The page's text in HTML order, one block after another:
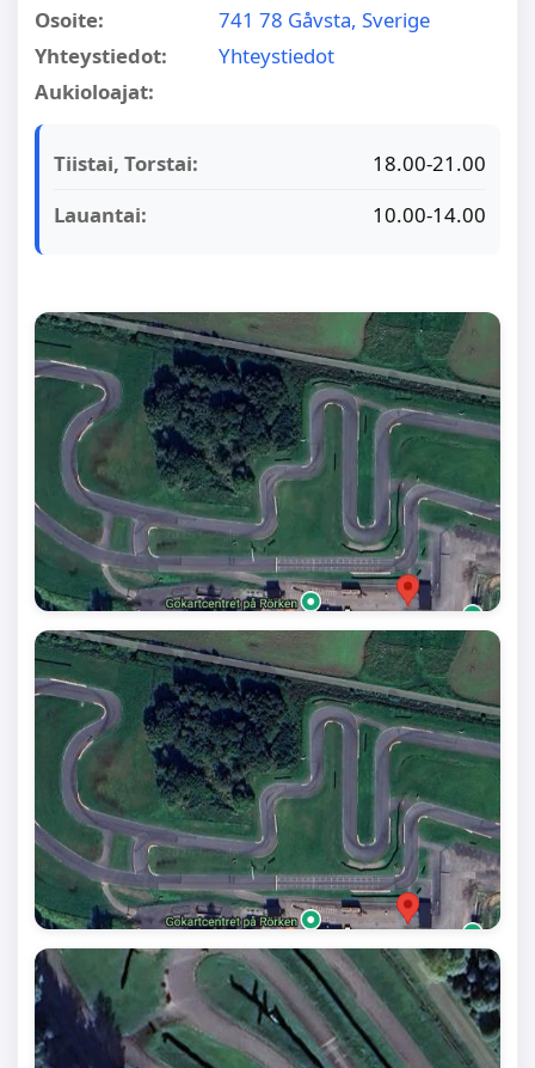
Osoite:
741 78 Gåvsta, Sverige
Yhteystiedot:
Yhteystiedot
Aukioloajat:
Tiistai, Torstai:
18.00-21.00
Lauantai:
10.00-14.00